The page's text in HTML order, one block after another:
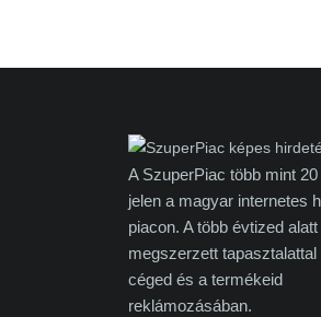
A SzuperPiac több mint
jelen a magyar internetes
piacon. A több évtized alatt
megszerzett
céged és a termékeid
reklámozásában.